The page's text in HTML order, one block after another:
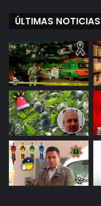
ÚLTIMAS NOTICIAS